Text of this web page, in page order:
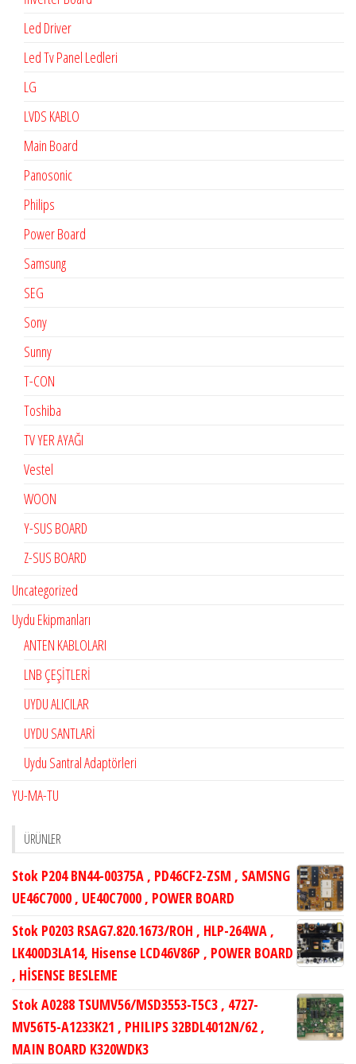
Led Driver
Led Tv Panel Ledleri
LG
LVDS KABLO
Main Board
Panosonic
Philips
Power Board
Samsung
SEG
Sony
Sunny
T-CON
Toshiba
TV YER AYAĞI
Vestel
WOON
Y-SUS BOARD
Z-SUS BOARD
Uncategorized
Uydu Ekipmanları
ANTEN KABLOLARI
LNB ÇEŞİTLERİ
UYDU ALICILAR
UYDU SANTLARİ
Uydu Santral Adaptörleri
YU-MA-TU
ÜRÜNLER
Stok P204 BN44-00375A , PD46CF2-ZSM , SAMSNG
UE46C7000 , UE40C7000 , POWER BOARD
Stok P0203 RSAG7.820.1673/ROH , HLP-264WA ,
LK400D3LA14, Hisense LCD46V86P , POWER BOARD
, HİSENSE BESLEME
Stok A0288 TSUMV56/MSD3553-T5C3 , 4727-
MV56T5-A1233K21 , PHILIPS 32BDL4012N/62 ,
MAIN BOARD K320WDK3